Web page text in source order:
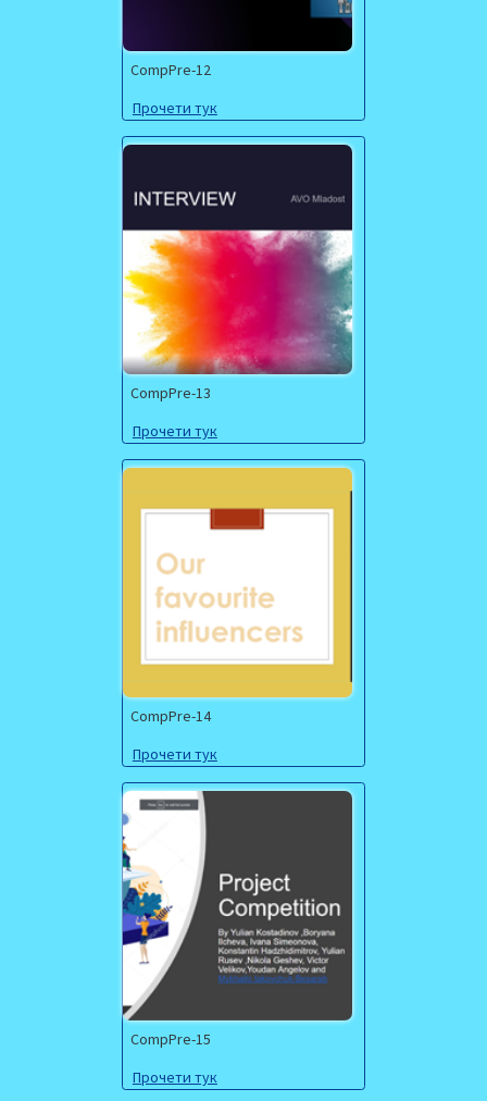
CompPre-12
Прочети тук
CompPre-13
Прочети тук
CompPre-14
Прочети тук
CompPre-15
Прочети тук